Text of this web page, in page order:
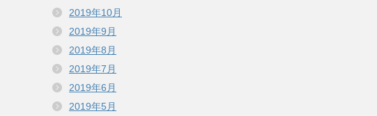
2019年10月
2019年9月
2019年8月
2019年7月
2019年6月
2019年5月